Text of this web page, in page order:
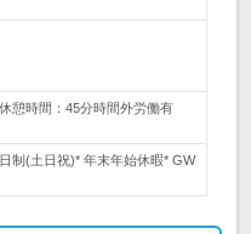
憩時間：45分時間外労働有
制(土日祝)* 年末年始休暇* GW